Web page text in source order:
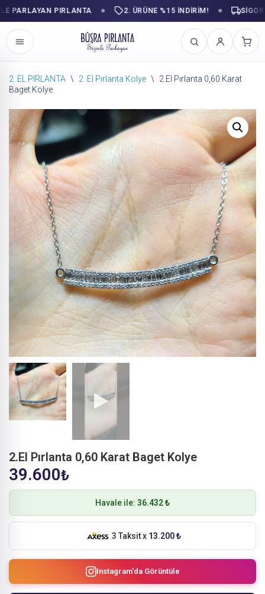
PIRLANTA 2. ÜRÜNE %15 İNDİRİM!
İçeriğe
2. EL PIRLANTA \ 2. El Pırlanta Kolye \
2.El Pırlanta 0,60 Karat
Baget Kolye
2.El Pırlanta 0,60 Karat Baget Kolye
39.600₺
Havale ile: 36.432 ₺
3 Taksit x 13.200 ₺
Instagram'da Görüntüle